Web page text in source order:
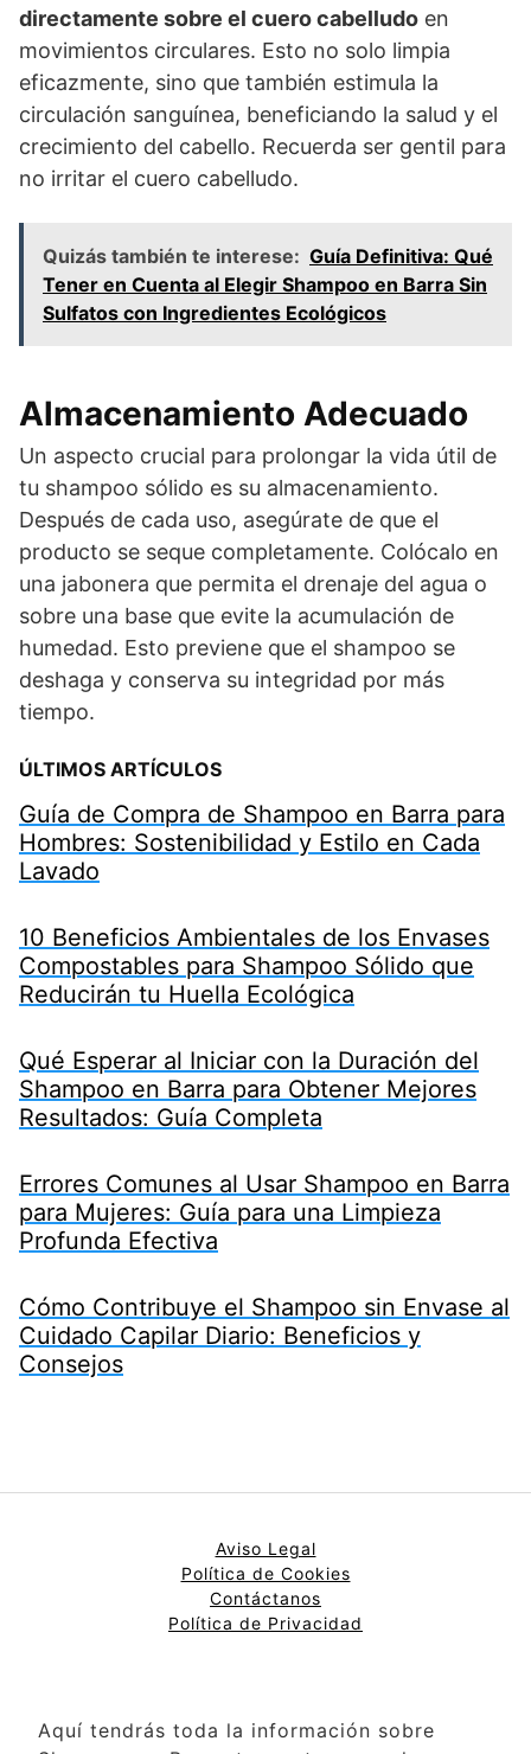
directamente sobre el cuero cabelludo en
movimientos circulares. Esto no solo limpia
eficazmente, sino que también estimula la
circulación sanguínea, beneficiando la salud y el
crecimiento del cabello. Recuerda ser gentil para
no irritar el cuero cabelludo.
Quizás también te interese: Guía Definitiva: Qué
Tener en Cuenta al Elegir Shampoo en Barra Sin
Sulfatos con Ingredientes Ecológicos
Almacenamiento Adecuado
Un aspecto crucial para prolongar la vida útil de
tu shampoo sólido es su almacenamiento.
Después de cada uso, asegúrate de que el
producto se seque completamente. Colócalo en
una jabonera que permita el drenaje del agua o
sobre una base que evite la acumulación de
humedad. Esto previene que el shampoo se
deshaga y conserva su integridad por más
tiempo.
ÚLTIMOS ARTÍCULOS
Guía de Compra de Shampoo en Barra para
Hombres: Sostenibilidad y Estilo en Cada
Lavado
10 Beneficios Ambientales de los Envases
Compostables para Shampoo Sólido que
Reducirán tu Huella Ecológica
Qué Esperar al Iniciar con la Duración del
Shampoo en Barra para Obtener Mejores
Resultados: Guía Completa
Errores Comunes al Usar Shampoo en Barra
para Mujeres: Guía para una Limpieza
Profunda Efectiva
Cómo Contribuye el Shampoo sin Envase al
Cuidado Capilar Diario: Beneficios y
Consejos
Aviso Legal
Política de Cookies
Contáctanos
Política de Privacidad
Aquí tendrás toda la información sobre